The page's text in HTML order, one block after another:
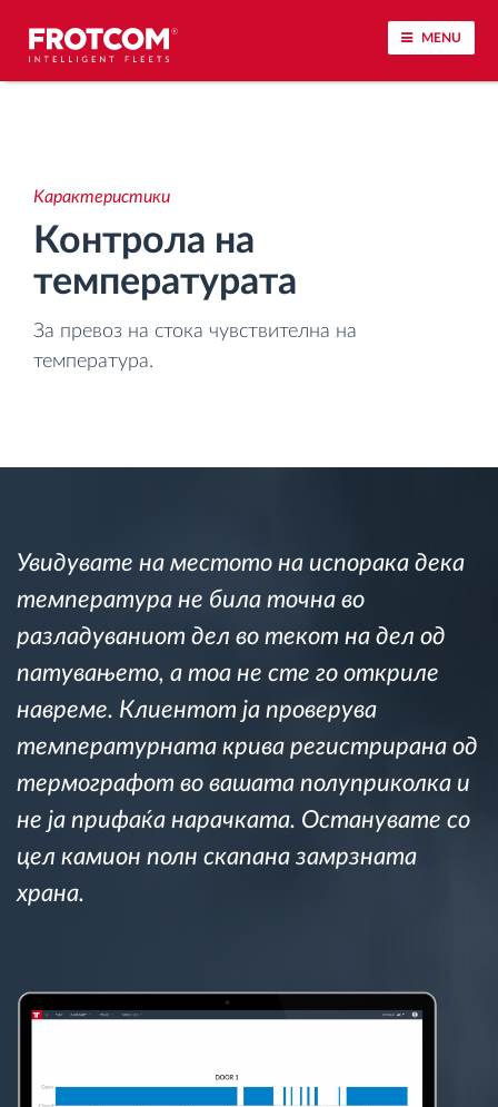
MENU
Анализа на возачкото однесување
Следење на времетраењето на возењето
Далечинско преземање тахографски
Автоматска идентификација на возачите
Откријте ги сите можности
Како ја решаваме
Калкулатор за заштеди
Kарактеристики
Контрола на
температурата
За превоз на стока чувствителна на
температура.
Увидувате на местото на испорака дека
температура не била точна во
разладуваниот дел во текот на дел од
патувањето, а тоа не сте го откриле
навреме. Клиентот ја проверува
температурната крива регистрирана од
термографот во вашата полуприколка и
не ја прифаќа нарачката. Останувате со
цел камион полн скапана замрзната
храна.